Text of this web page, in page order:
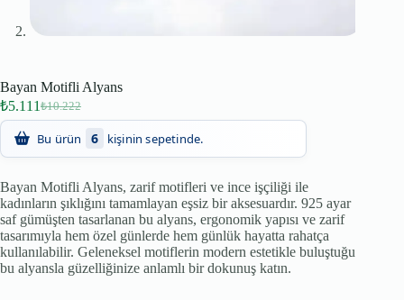
Bayan Motifli Alyans
₺10.222
₺5.111
Bu ürün 6 kişinin sepetinde.
Bayan Motifli Alyans, zarif motifleri ve ince işçiliği ile
kadınların şıklığını tamamlayan eşsiz bir aksesuardır. 925 ayar
saf gümüşten tasarlanan bu alyans, ergonomik yapısı ve zarif
tasarımıyla hem özel günlerde hem günlük hayatta rahatça
kullanılabilir. Geleneksel motiflerin modern estetikle buluştuğu
bu alyansla güzelliğinize anlamlı bir dokunuş katın.